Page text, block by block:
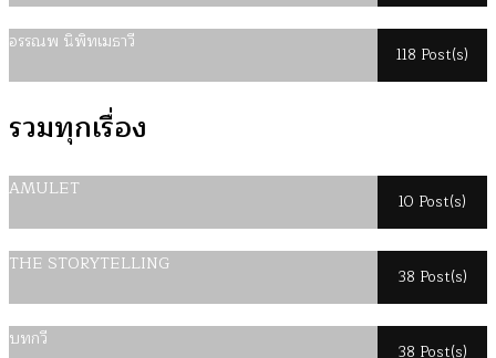
อรรณพ นิพิทเมธาวี
118 Post(s)
รวมทุกเรื่อง
AMULET
10 Post(s)
THE STORYTELLING
38 Post(s)
บทกวี
38 Post(s)